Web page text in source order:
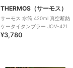
THERMOS（サーモス）
サーモス 水筒 420ml 真空断熱
ケータイタンブラー JOV-421
¥3,780